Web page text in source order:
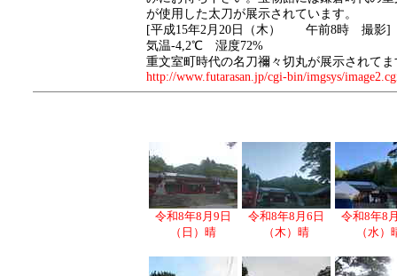
が使用した太刀が展示されています。
[平成15年2月20日（木） 午前8時 撮影]
気温-4,2℃ 湿度72%
重文室町時代の名刀禰々切丸が展示されて
http://www.futarasan.jp/cgi-bin/imgsys/
令和8年8月9日
（日）晴
令和8年8月6日
（木）晴
令和8年8
（水）